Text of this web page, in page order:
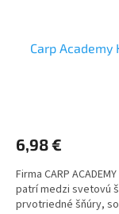
Carp
6,98 €
Firma CARP
patrí medzi svetovú
prvotriedné šňúry,